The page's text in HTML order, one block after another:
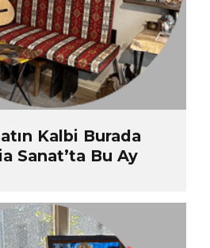
Kalbi Burada
Sanat’ta Bu Ay